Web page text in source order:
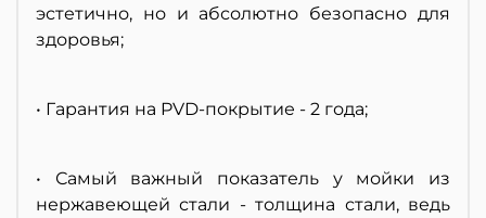
эстетично, но и абсолютно безопасно для
здоровья;
• Гарантия на PVD-покрытие - 2 года;
• Самый важный показатель у мойки из
нержавеющей стали - толщина стали, ведь